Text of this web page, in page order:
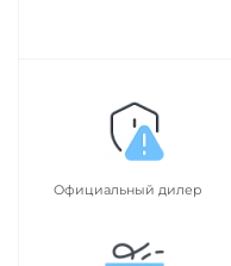
Официальный дилер